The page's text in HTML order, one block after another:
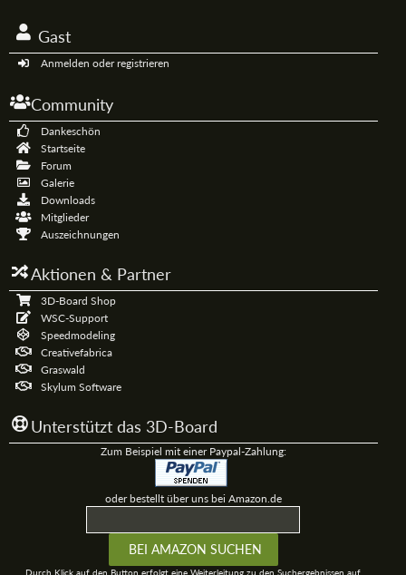
Gast
Anmelden oder registrieren
Community
Dankeschön
Startseite
Forum
Galerie
Downloads
Mitglieder
Auszeichnungen
Aktionen & Partner
3D-Board Shop
WSC-Support
Speedmodeling
Creativefabrica
Graswald
Skylum Software
Unterstützt das 3D-Board
Zum Beispiel mit einer Paypal-Zahlung:
oder bestellt über uns bei Amazon.de
Durch Klick auf den Button erfolgt eine Weiterleitung zu den Suchergebnissen auf